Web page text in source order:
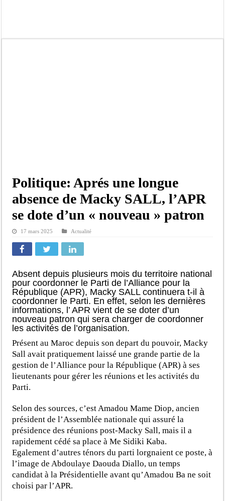
Politique: Aprés une longue
absence de Macky SALL, l’APR
se dote d’un « nouveau » patron
17 mars 2025 Actualité
Absent depuis plusieurs mois du territoire national
pour coordonner le Parti de l’Alliance pour la
République (APR), Macky SALL continuera t-il à
coordonner le Parti. En effet, selon les dernières
informations, l’ APR vient de se doter d’un
nouveau patron qui sera charger de coordonner
les activités de l’organisation.
Présent au Maroc depuis son depart du pouvoir, Macky
Sall avait pratiquement laissé une grande partie de la
gestion de l’Alliance pour la République (APR) à ses
lieutenants pour gérer les réunions et les activités du
Parti.
Selon des sources, c’est Amadou Mame Diop, ancien
président de l’Assemblée nationale qui assuré la
présidence des réunions post-Macky Sall, mais il a
rapidement cédé sa place à Me Sidiki Kaba.
Egalement d’autres ténors du parti lorgnaient ce poste, à
l’image de Abdoulaye Daouda Diallo, un temps
candidat à la Présidentielle avant qu’Amadou Ba ne soit
choisi par l’APR.